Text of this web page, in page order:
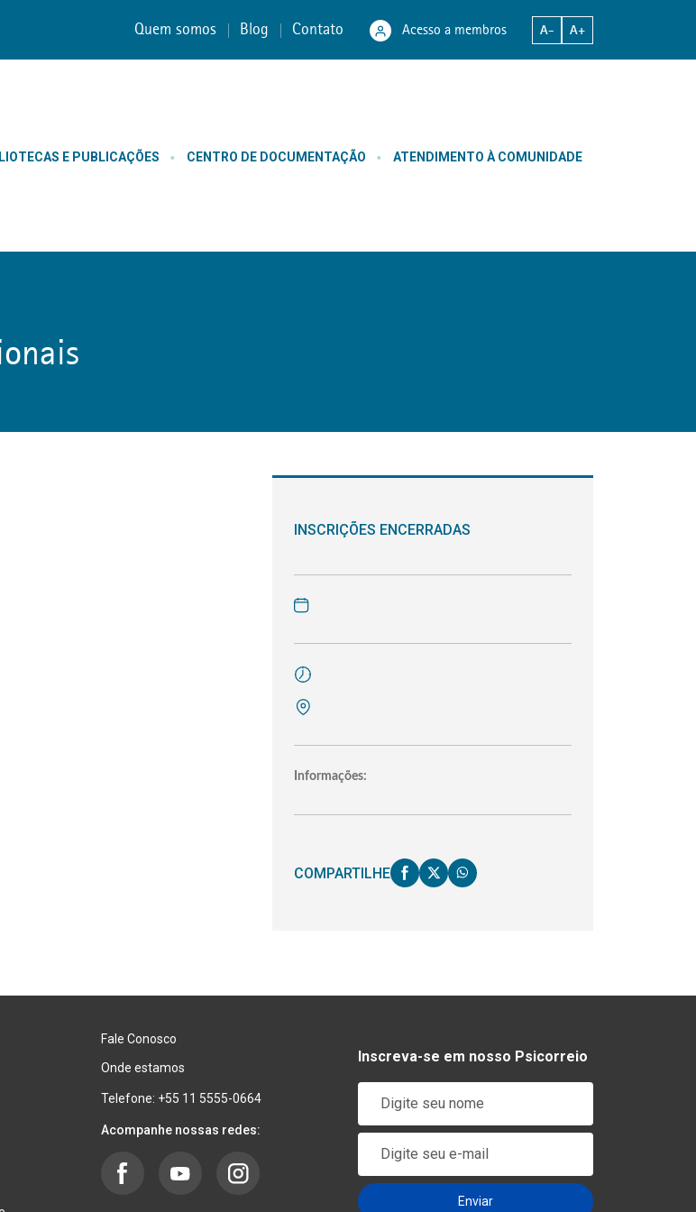
Quem somos Blog Contato Acesso a membros A- A+
E PUBLICAÇÕES CENTRO DE DOCUMENTAÇÃO ATENDIMENTO À COMUNIDADE
INSCRIÇÕES ENCERRADAS
Informações:
COMPARTILHE
Fale Conosco
Onde estamos
Telefone: +55 11 5555-0664
Acompanhe nossas redes:
Inscreva-se em nosso Psicorreio